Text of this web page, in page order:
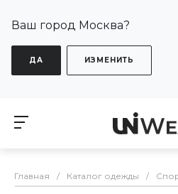
Ваш город Москва?
ДА ИЗМЕНИТЬ
Главная / Каталог одежды /